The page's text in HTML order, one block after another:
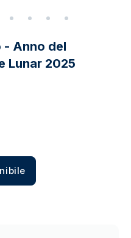
- Anno del
Lunar 2025